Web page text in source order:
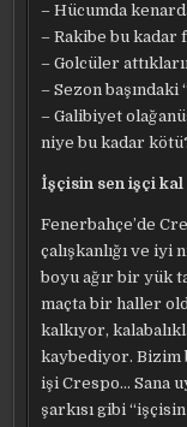
– Hücumda
– Rakibe bu
– Golcüler
– Sezon başındaki
– Galibiyet
niye bu kadar
İşçisin sen işçi kal
Fenerbahçe’de
çalışkanlığı ve iyi
boyu ağır bir yük
maçta bir haller
kalkıyor,
kaybediyor. Bizim
işi Crespo… Sana
şarkısı gibi